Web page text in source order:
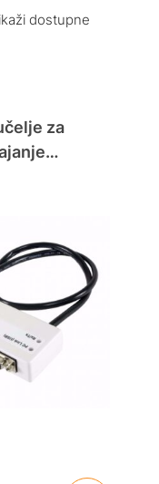
dostupne
za